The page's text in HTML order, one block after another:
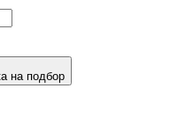
на подбор